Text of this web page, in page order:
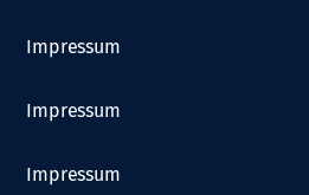
Impressum
Impressum
Impressum